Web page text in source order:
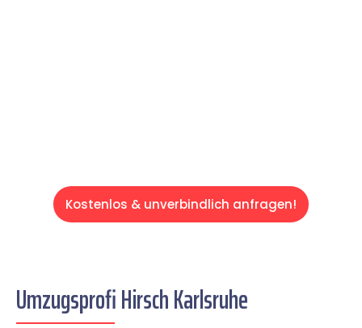
Kostenlos & unverbindlich anfragen!
Umzugsprofi Hirsch Karlsruhe